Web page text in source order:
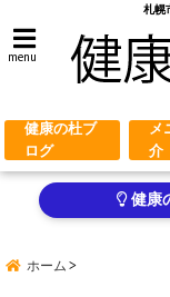
札幌
menu
健康の杜ブ
ログ
メ
介
健康
ホーム